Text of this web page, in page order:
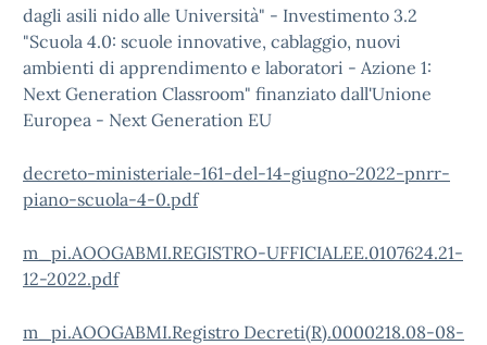
dagli asili nido alle Università" - Investimento 3.2
"Scuola 4.0: scuole innovative, cablaggio, nuovi
ambienti di apprendimento e laboratori - Azione 1:
Next Generation Classroom" finanziato dall'Unione
Europea - Next Generation EU
decreto-ministeriale-161-del-14-giugno-2022-pnrr-
piano-scuola-4-0.pdf
m_pi.AOOGABMI.REGISTRO-UFFICIALEE.0107624.21-
12-2022.pdf
m_pi.AOOGABMI.Registro Decreti(R).0000218.08-08-